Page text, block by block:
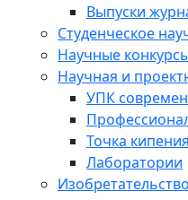
Выпуски
Студенческое
Научные
Научная и
УПК
Точка кипения
Лаборатории
Изобретательство